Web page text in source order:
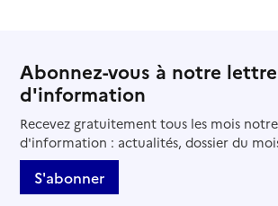
Abonnez-vous à notre lettre
d'information
Recevez gratuitement tous les mois
d'information : actualités, dossier du
S'abonner